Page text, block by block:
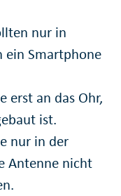
nur in
ein Smartphone
erst an das Ohr,
ist.
nur in der
Antenne nicht